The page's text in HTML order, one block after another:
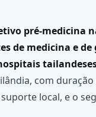
pré-medicina
de medicina e
com
local, e o